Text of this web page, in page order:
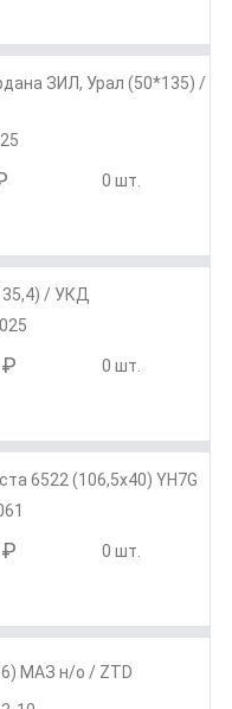
ЗИЛ, Урал (50*135) /
0 шт.
/ УКД
0 шт.
6522 (106,5х40) YH7G
0 шт.
МАЗ н/о / ZTD